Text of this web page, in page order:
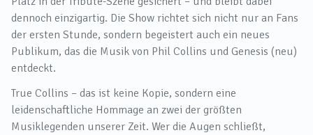
dennoch einzigartig. Die Show richtet sich nicht nur an Fans
der ersten Stunde, sondern begeistert auch ein neues
Publikum, das die Musik von Phil Collins und Genesis (neu)
entdeckt.
True Collins – das ist keine Kopie, sondern eine
leidenschaftliche Hommage an zwei der größten
Musiklegenden unserer Zeit. Wer die Augen schließt,